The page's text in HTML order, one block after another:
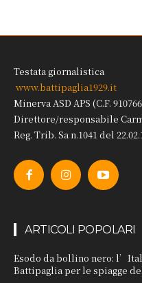
Testata giornalistica
www.battipaglia1929.it
Minerva ASD APS (C.F.
Direttore/responsabile
Reg. Trib. Sa n.1041 del
ARTICOLI POPOLARI
Esodo da bollino nero:
Battipaglia per le spiagge